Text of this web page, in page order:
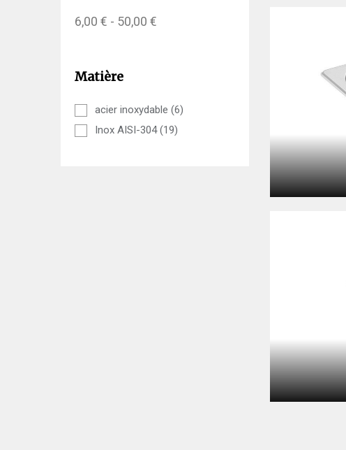
6,00 € - 50,00 €
Matière
acier inoxydable (6)
Inox AISI-304(19)